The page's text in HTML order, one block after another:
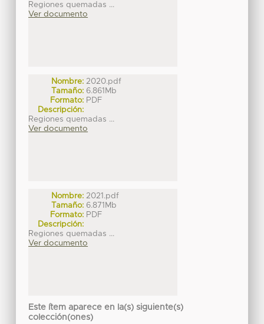
Regiones quemadas ...
Ver documento
Nombre: 2020.pdf
Tamaño: 6.861Mb
Formato: PDF
Descripción:
Regiones quemadas ...
Ver documento
Nombre: 2021.pdf
Tamaño: 6.871Mb
Formato: PDF
Descripción:
Regiones quemadas ...
Ver documento
Este ítem aparece en la(s) siguiente(s)
colección(ones)